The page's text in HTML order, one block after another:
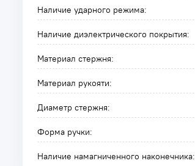
Наличие ударного режима:
Наличие диэлектрического покрытия:
Материал стержня:
Материал рукояти:
Диаметр стержня:
Форма ручки:
Наличие намагниченного наконечника: